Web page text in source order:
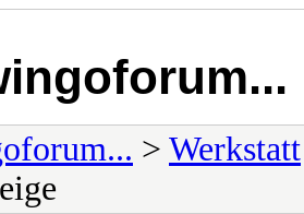
> Werkstatt